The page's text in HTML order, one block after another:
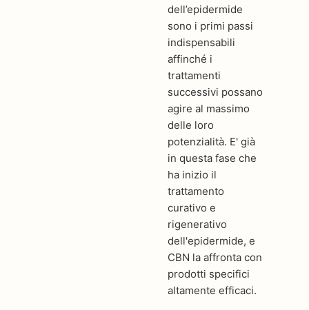
dell’epidermide
sono i primi passi
indispensabili
affinché i
trattamenti
successivi possano
agire al massimo
delle loro
potenzialità. E' già
in questa fase che
ha inizio il
trattamento
curativo e
rigenerativo
dell'epidermide, e
CBN la affronta con
prodotti specifici
altamente efficaci.